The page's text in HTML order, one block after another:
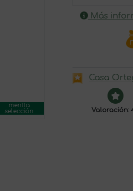
mentta
selección
Más
Casa
Valoración: